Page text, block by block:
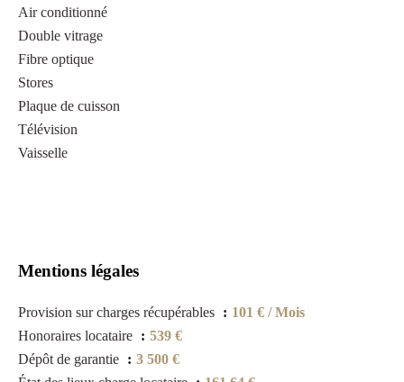
Air conditionné
Double vitrage
Fibre optique
Stores
Plaque de cuisson
Télévision
Vaisselle
Mentions légales
Provision sur charges récupérables
101 € / Mois
Honoraires locataire
539 €
Dépôt de garantie
3 500 €